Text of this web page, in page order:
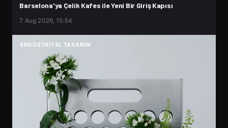
Barselona'ya Çelik Kafes ile Yeni Bir Giriş Kapısı
7 Aug 2026, 15:54
ENDÜSTRIYEL TASARIM